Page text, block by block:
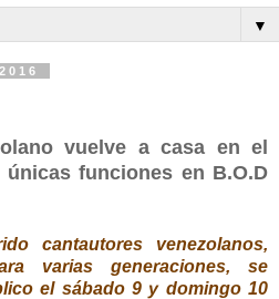
▼
vuelve a casa en el
funciones en B.O.D
cantautores venezolanos,
varias generaciones, se
el sábado 9 y domingo 10